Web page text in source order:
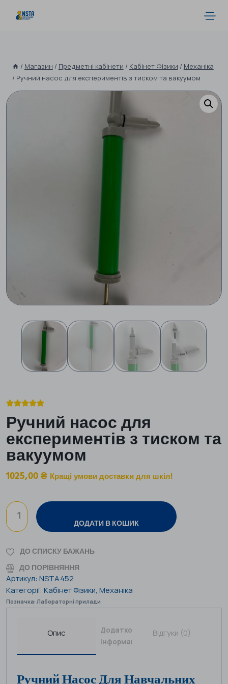
/ Магазин / Предметні кабінети / Кабінет Фізики / Механіка
/ Ручний насос для експериментів з тиском та вакуумом

Ручний насос для
експериментів з тиском та
вакуумом
1025,00₴ Кращі умови доставки для шкіл!
ДОДАТИ В КОШИК
ДО СПИСКУ БАЖАНЬ
ДО ПОРІВНЯННЯ
Артикул: NSTA452
Категорії: Кабінет Фізики, Механіка
Позначка: Лабораторні прилади
Опис
Додаткова
інформація
Відгуки (0)
Ручний Насос Для Навчальних